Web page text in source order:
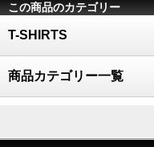
この商品のカテゴリー
T-SHIRTS
商品カテゴリー一覧